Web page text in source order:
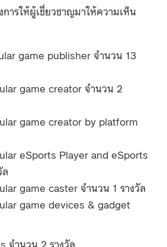
ารให้ผู้เชี่ยวชาญมาให้ความเห็น
game publisher จำนวน 13
game creator จำนวน 2
game creator by platform
eSports Player and eSports
game caster จำนวน 1 รางวัล
game devices & gadget
จำนวน 2 รางวัล